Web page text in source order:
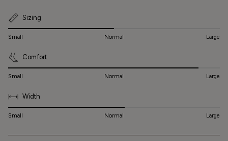
Sizing
Small Normal Large
Comfort
Small Normal Large
Width
Small Normal Large